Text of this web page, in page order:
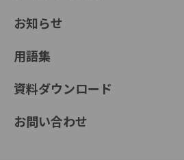
お知らせ
用語集
資料ダウンロード
お問い合わせ